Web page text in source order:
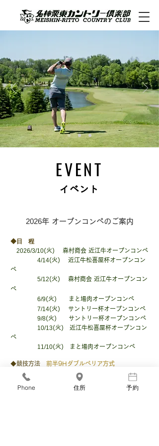
EVENT
イベント
2026年 オープンコンペのご案内
◆日 程
2026/3/10(火) 森村商会 近江牛オープンコンペ
4/14(火) 近江牛松喜屋杯オープンコン
ペ
5/12(火) 森村商会 近江牛オープンコン
ペ
6/9(火) まと場肉オープンコンペ
7/14(火) サントリー杯オープンコンペ
9/8(火) サントリー杯オープンコンペ
10/13(火) 近江牛松喜屋杯オープンコン
ペ
11/10(火) まと場肉オープンコンペ
◆競技方法 前半9Hダブルペリア方式
◆料 金
メンバー様 9,200円 （昼食付）
ビジター様10,1
00円（昼食付）
​
※コンペ参加費・利用税等を含む
Phone 住所 予約